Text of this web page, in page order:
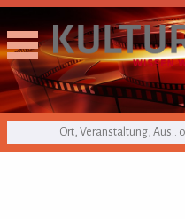
KULTURpur Suche